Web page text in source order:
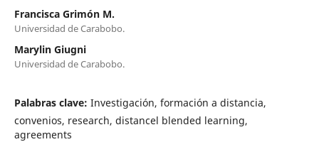
Francisca Grimón M.
Universidad de Carabobo.
Marylin Giugni
Universidad de Carabobo.
Palabras clave: Investigación, formación a distancia,
convenios, research, distancel blended learning,
agreements